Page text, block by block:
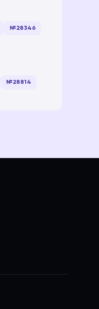
№28346
№28814